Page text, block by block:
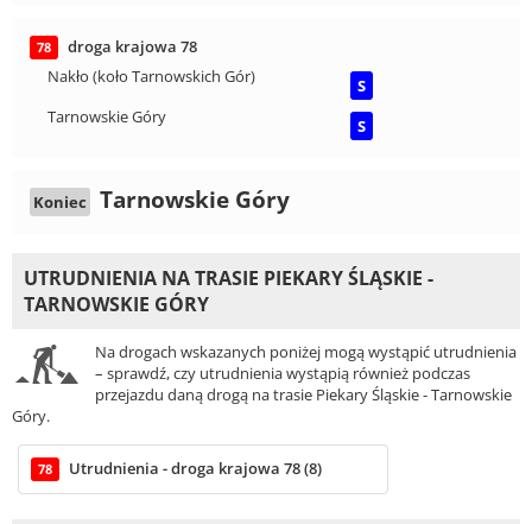
78
droga krajowa 78
Nakło (koło Tarnowskich Gór)
S
Tarnowskie Góry
S
Koniec Tarnowskie Góry
UTRUDNIENIA NA TRASIE PIEKARY ŚLĄSKIE -
TARNOWSKIE GÓRY
Na drogach wskazanych poniżej mogą wystąpić utrudnienia
– sprawdź, czy utrudnienia wystąpią również podczas
przejazdu daną drogą na trasie Piekary Śląskie - Tarnowskie
Góry.
78 Utrudnienia - droga krajowa 78 (8)